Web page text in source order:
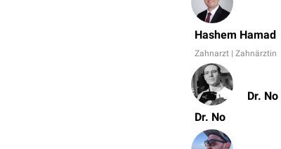
Hashem Hamad
Zahnarzt | Zahnärztin
Dr. No
Dr. No